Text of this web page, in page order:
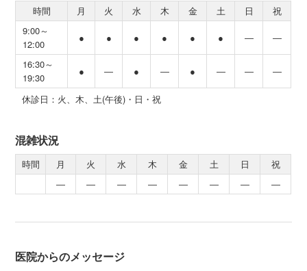
時間 月 火 水 木 金 土 日
祝
9:00～
12:00
● ● ● ● ● ● ― ―
16:30～
19:30
● ― ● ― ● ― ― ―
休診日：火、木、土(午後)・日・祝
混雑状況
時間 月 火 水 木 金 土 日
祝
―
― ― ― ― ― ― ―
医院からのメッセージ